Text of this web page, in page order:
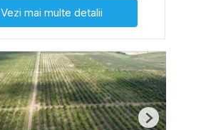
Vezi mai multe detalii
Next